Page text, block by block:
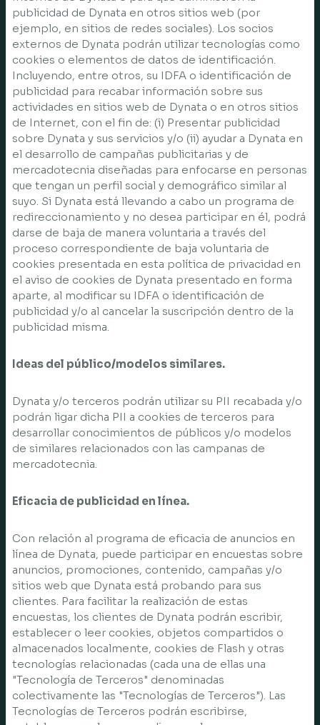
publicidad de Dynata en otros sitios web (por
ejemplo, en sitios de redes sociales). Los socios
externos de Dynata podrán utilizar tecnologías como
cookies o elementos de datos de identificación.
Incluyendo, entre otros, su IDFA o identificación de
publicidad para recabar información sobre sus
actividades en sitios web de Dynata o en otros sitios
de Internet, con el fin de: (i) Presentar publicidad
sobre Dynata y sus servicios y/o (ii) ayudar a Dynata en
el desarrollo de campañas publicitarias y de
mercadotecnia diseñadas para enfocarse en personas
que tengan un perfil social y demográfico similar al
suyo. Si Dynata está llevando a cabo un programa de
redireccionamiento y no desea participar en él, podrá
darse de baja de manera voluntaria a través del
proceso correspondiente de baja voluntaria de
cookies presentada en esta política de privacidad en
el aviso de cookies de Dynata presentado en forma
aparte, al modificar su IDFA o identificación de
publicidad y/o al cancelar la suscripción dentro de la
publicidad misma.
Ideas del público/modelos similares.
Dynata y/o terceros podrán utilizar su PII recabada y/o
podrán ligar dicha PII a cookies de terceros para
desarrollar conocimientos de públicos y/o modelos
de similares relacionados con las campanas de
mercadotecnia.
Eficacia de publicidad en línea.
Con relación al programa de eficacia de anuncios en
línea de Dynata, puede participar en encuestas sobre
anuncios, promociones, contenido, campañas y/o
sitios web que Dynata está probando para sus
clientes. Para facilitar la realización de estas
encuestas, los clientes de Dynata podrán escribir,
establecer o leer cookies, objetos compartidos o
almacenados localmente, cookies de Flash y otras
tecnologías relacionadas (cada una de ellas una
"Tecnología de Terceros" denominadas
colectivamente las "Tecnologías de Terceros"). Las
Tecnologías de Terceros podrán escribirse,